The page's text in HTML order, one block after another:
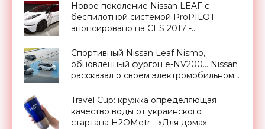
Новое поколение Nissan LEAF с
беспилотной системой ProPILOT
анонсировано на CES 2017 -
Спортивный Nissan Leaf Nismo,
обновленный фургон e-NV200… Nissan
рассказал о своем электромобильном
Travel Cup: кружка определяющая
качество воды от украинского
стартапа H2OMetr - «Для дома»